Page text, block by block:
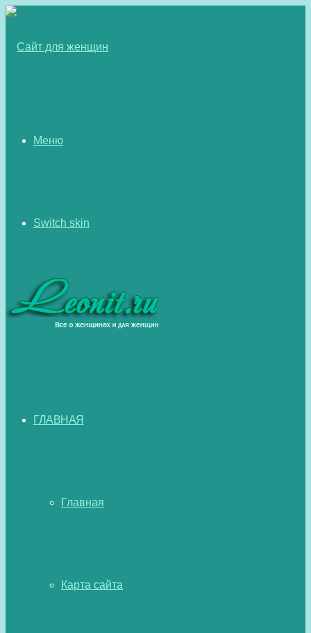
Меню
Switch skin
ГЛАВНАЯ
Главная
Карта сайта